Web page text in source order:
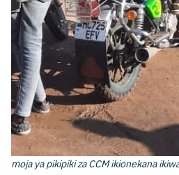
moja ya pikipiki za CCM ikionekana